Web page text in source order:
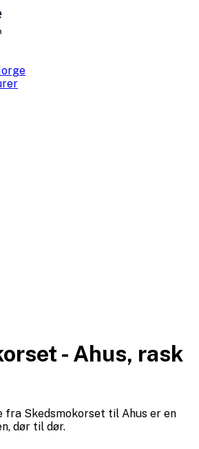
- Ahus, rask
fra Skedsmokorset til Ahus er en
dør til dør.